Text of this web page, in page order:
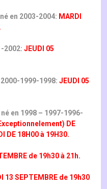
en 2003-2004: MARDI
2002: JEUDI 05
1999-1998: JEUDI 05
en 1998 – 1997-1996-
DE
DE 18H00 à 19H30.
de 19h30 à 21h.
13 SEPTEMBRE de 19h30